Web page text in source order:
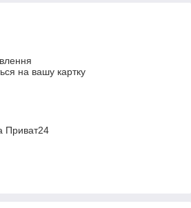
на вашу картку
Приват24